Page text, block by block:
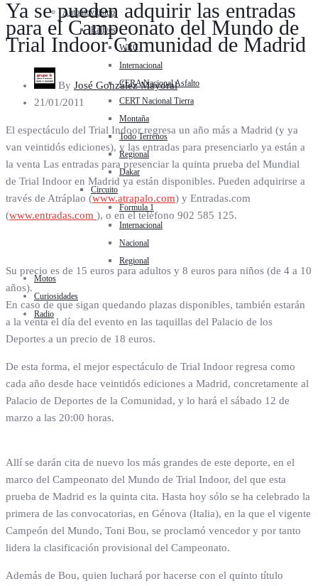
Automovilismo
Rallyes
WRC
Internacional
CERA Nacional Asfalto
CERT Nacional Tierra
Montaña
Todo Terrenos
Regional
Dakar
Circuito
Formula 1
Internacional
Nacional
Regional
Motos
Curiosidades
Radio
Ya se pueden adquirir las entradas
para el Campeonato del Mundo de
Trial Indoor Comunidad de Madrid
By José González Mayoral
21/01/2011
El espectáculo del Trial Indoor regresa un año más a Madrid (y ya
van veintidós ediciones), y las entradas para presenciarlo ya están a
la venta Las entradas para presenciar la quinta prueba del Mundial
de Trial Indoor en Madrid ya están disponibles. Pueden adquirirse a
través de Atráplao (www.atrapalo.com) y Entradas.com
(www.entradas.com ), o en el teléfono 902 585 125.
Su precio es de 15 euros para adultos y 8 euros para niños (de 4 a 10
años).
En caso de que sigan quedando plazas disponibles, también estarán
a la venta el día del evento en las taquillas del Palacio de los
Deportes a un precio de 18 euros.
De esta forma, el mejor espectáculo de Trial Indoor regresa como
cada año desde hace veintidós ediciones a Madrid, concretamente al
Palacio de Deportes de la Comunidad, y lo hará el sábado 12 de
marzo a las 20:00 horas.
Allí se darán cita de nuevo los más grandes de este deporte, en el
marco del Campeonato del Mundo de Trial Indoor, del que esta
prueba de Madrid es la quinta cita. Hasta hoy sólo se ha celebrado la
primera de las convocatorias, en Génova (Italia), en la que el vigente
Campeón del Mundo, Toni Bou, se proclamó vencedor y por tanto
lidera la clasificación provisional del Campeonato.
Además de Bou, quien luchará por hacerse con el quinto título